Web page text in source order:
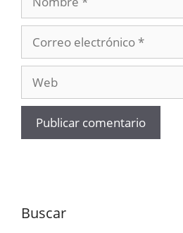
electrónico
Buscar